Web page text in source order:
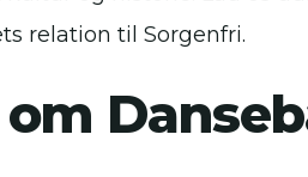
relation til Sorgenfri.